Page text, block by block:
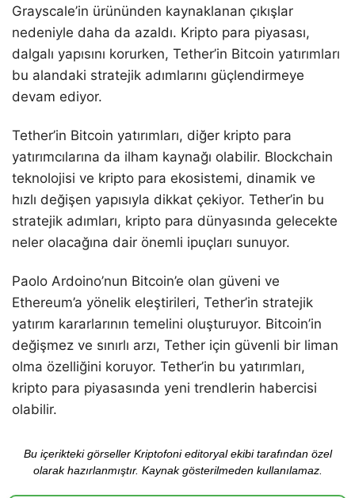
Grayscale’in ürününden kaynaklanan çıkışlar
nedeniyle daha da azaldı. Kripto para piyasası,
dalgalı yapısını korurken, Tether’in Bitcoin yatırımları
bu alandaki stratejik adımlarını güçlendirmeye
devam ediyor.
Tether’in Bitcoin yatırımları, diğer kripto para
yatırımcılarına da ilham kaynağı olabilir. Blockchain
teknolojisi ve kripto para ekosistemi, dinamik ve
hızlı değişen yapısıyla dikkat çekiyor. Tether’in bu
stratejik adımları, kripto para dünyasında gelecekte
neler olacağına dair önemli ipuçları sunuyor.
Paolo Ardoino’nun Bitcoin’e olan güveni ve
Ethereum’a yönelik eleştirileri, Tether’in stratejik
yatırım kararlarının temelini oluşturuyor. Bitcoin’in
değişmez ve sınırlı arzı, Tether için güvenli bir liman
olma özelliğini koruyor. Tether’in bu yatırımları,
kripto para piyasasında yeni trendlerin habercisi
olabilir.
Bu içerikteki görseller Kriptofoni editoryal ekibi tarafından özel
olarak hazırlanmıştır. Kaynak gösterilmeden kullanılamaz.